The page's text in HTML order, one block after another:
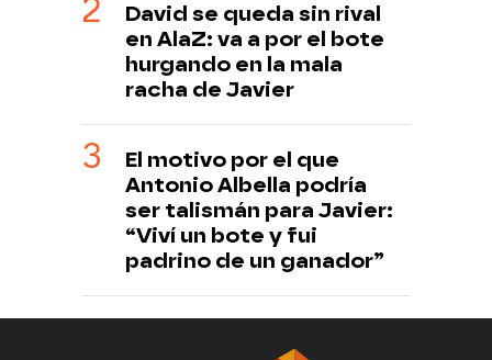
David se queda sin rival
en AlaZ: va a por el bote
hurgando en la mala
racha de Javier
El motivo por el que
Antonio Albella podría
ser talismán para Javier:
“Viví un bote y fui
padrino de un ganador”